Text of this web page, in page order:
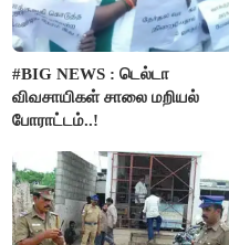
#BIG NEWS : டெல்டா
விவசாயிகள் சாலை மறியல்
போராட்டம்..!